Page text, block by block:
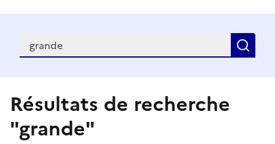
Recherche
Résultats de recherche
"grande"